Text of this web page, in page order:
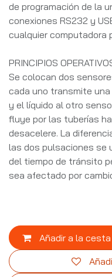
de programación de la
conexiones RS232 y
cualquier computadora
PRINCIPIOS
Se colocan dos
cada uno transmite
y el líquido al otro
fluye por las tuberías
desacelere. La
las dos pulsaciones se
del tiempo de tránsito
sea afectado por
Añadir a la cesta